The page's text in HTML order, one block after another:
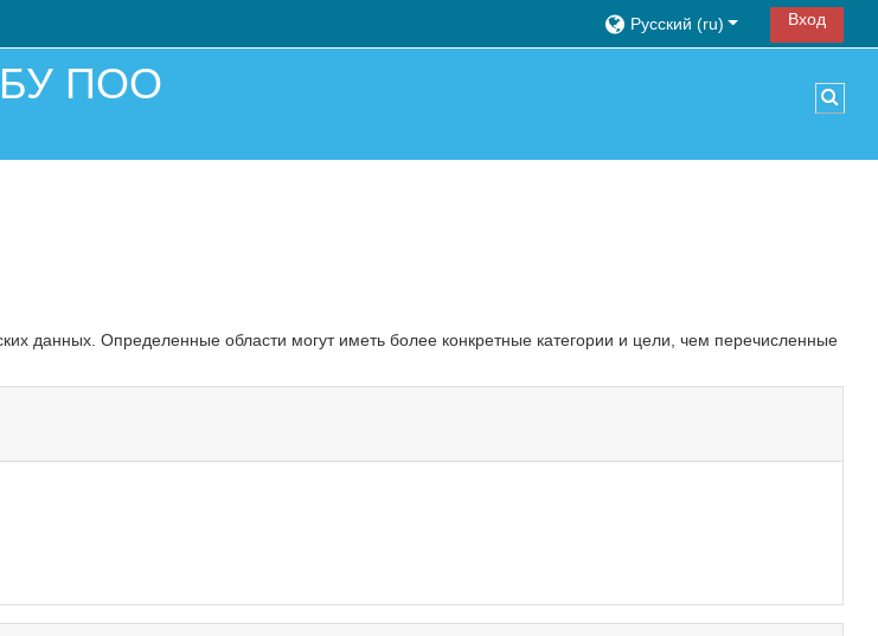
Русский ‎(ru)‎
Вход
ПОО
данных. Определенные области могут иметь более конкретные категории и цели, чем перечисленные